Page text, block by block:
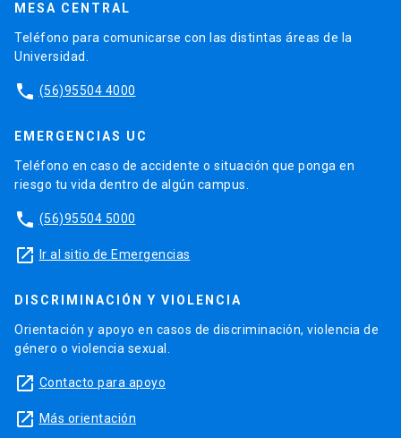
MESA CENTRAL
Teléfono para comunicarse con las distintas áreas de la
Universidad.
phone (56)95504 4000
EMERGENCIAS UC
Teléfono en caso de accidente o situación que ponga en
riesgo tu vida dentro de algún campus.
phone (56)95504 5000
launch Ir al sitio de Emergencias
DISCRIMINACIÓN Y VIOLENCIA
Orientación y apoyo en casos de discriminación, violencia de
género o violencia sexual.
launch Contacto para apoyo
launch Más orientación